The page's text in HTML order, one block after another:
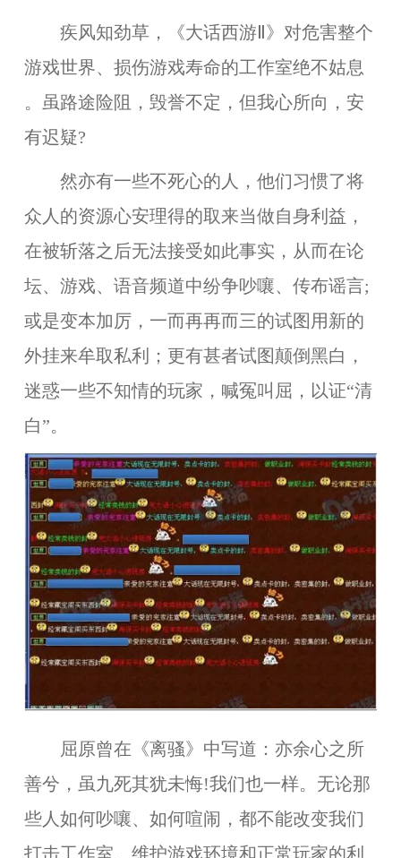
疾风知劲草，《大话西游Ⅱ》 对危害整个
游戏世界、损伤游戏寿命的工作室绝不姑息
。虽路途险阻，毁誉不定，但我心所向，安
有迟疑?
然亦有一些不死心的人，他们习惯了将
众人的资源心安理得的取来当做自身利益，
在被斩落之后无法接受如此事实，从而在论
坛、游戏、语音频道中纷争吵嚷、传布谣言;
或是变本加厉，一而再再而三的试图用新的
外挂来牟取私利；更有甚者试图颠倒黑白，
迷惑一些不知情的玩家，喊冤叫屈，以证“清
白”。
屈原曾在《离骚》中写道：亦余心之所
善兮，虽九死其犹未悔!我们也一样。无论那
些人如何吵嚷、如何喧闹，都不能改变我们